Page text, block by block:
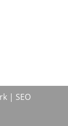
| SEO